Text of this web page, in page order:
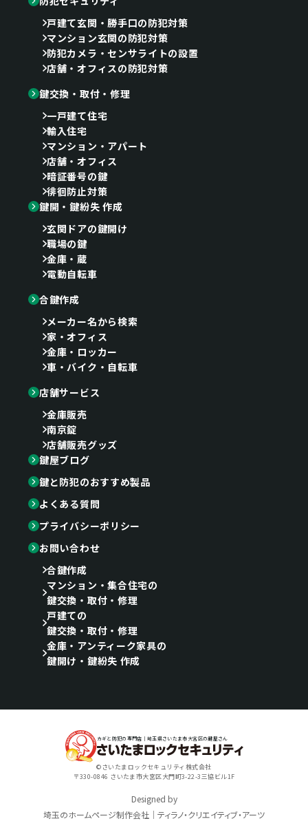
戸建て玄関・勝手口の防犯対策
マンション玄関の防犯対策
防犯カメラ・センサライトの設置
店舗・オフィスの防犯対策
鍵交換・取付・修理
一戸建て住宅
輸入住宅
マンション・アパート
店舗・オフィス
暗証番号の鍵
徘徊防止対策
鍵開・鍵紛失 作成
玄関ドアの鍵開け
職場の鍵
金庫・蔵
電動自転車
合鍵作成
メーカー名から検索
家・オフィス
金庫・ロッカー
車・バイク・自転車
店舗サービス
金庫販売
南京錠
店舗販売グッズ
鍵屋ブログ
鍵と防犯のおすすめ製品
よくある質問
プライバシーポリシー
お問い合わせ
合鍵作成
マンション・集合住宅の
鍵交換・取付・修理
戸建ての
鍵交換・取付・修理
金庫・アンティーク家具の
鍵開け・鍵紛失 作成
カギと防犯の専門店｜埼玉県さいたま市大宮区の鍵屋さん
©さいたまロックセキュリティ株式会社
〒330-0846 さいたま市大宮区大門町3-22-3三協ビル1F
Designed by
埼玉のホームページ制作会社｜ティラノ・クリエイティブ・アーツ